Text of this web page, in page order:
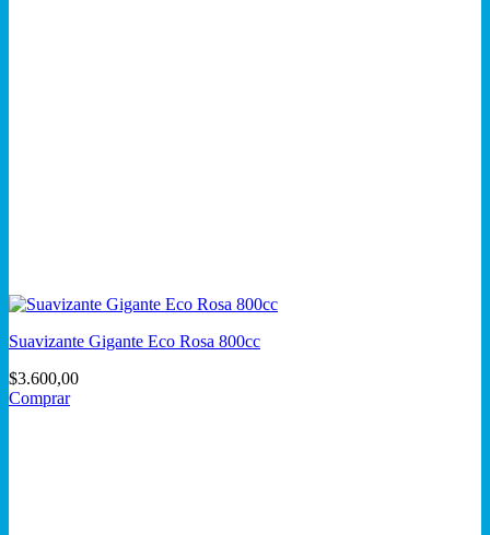
Suavizante Gigante Eco Rosa 800cc
$3.600,00
Comprar